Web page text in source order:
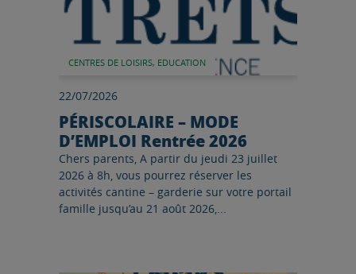
CENTRES DE LOISIRS, EDUCATION
22/07/2026
PÉRISCOLAIRE – MODE
D’EMPLOI Rentrée 2026
Chers parents, A partir du jeudi 23 juillet
2026 à 8h, vous pourrez réserver les
activités cantine – garderie sur votre portail
famille jusqu’au 21 août 2026,...